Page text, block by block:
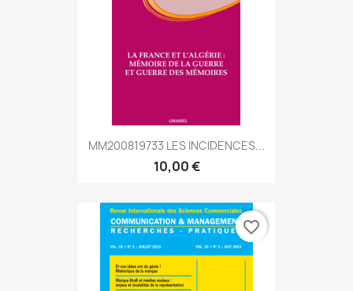
MM200819733 LES INCIDENCES...
10,00 €
favorite_border